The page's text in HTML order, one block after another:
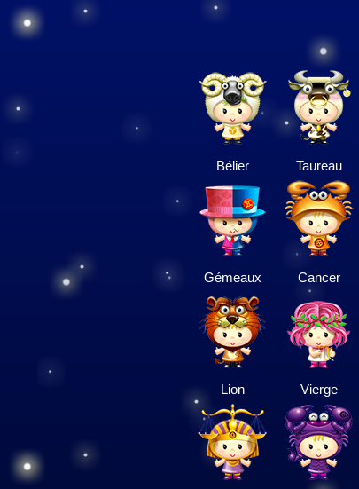
Bélier Taureau
Gémeaux Cancer
Lion Vierge